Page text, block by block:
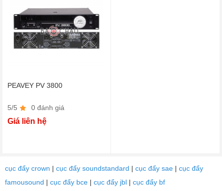
PEAVEY PV 3800
5/5 0 đánh giá
Giá liên hệ
cục đẩy crown | cục đẩy soundstandard | cục đẩy sae | cục đẩy
famousound | cục đẩy bce | cục đẩy jbl | cục đẩy bf